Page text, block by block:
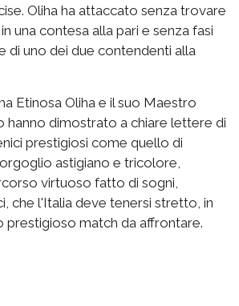
Oliha ha attaccato senza trovare
una contesa alla pari e senza fasi
di uno dei due contendenti alla
Etinosa Oliha e il suo Maestro
hanno dimostrato a chiare lettere di
prestigiosi come quello di
astigiano e tricolore,
virtuoso fatto di sogni,
che l'Italia deve tenersi stretto, in
prestigioso match da affrontare.